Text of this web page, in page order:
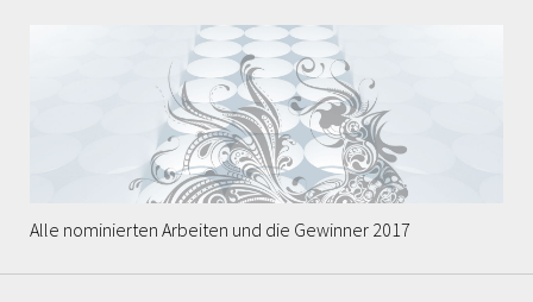
Alle nominierten Arbeiten und die Gewinner 2017